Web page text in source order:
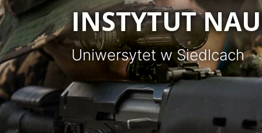
Panel zarządzania plikami cookies
INSTYTUT
Uniwersytet w Siedlcach